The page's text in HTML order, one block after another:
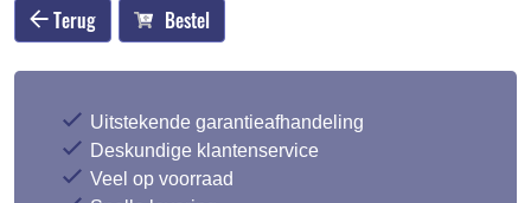
Terug Bestel
Uitstekende garantieafhandeling
Deskundige klantenservice
Veel op voorraad